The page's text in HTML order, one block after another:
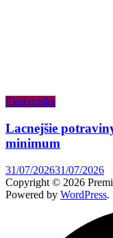
Ekonomika
Lacnejšie
minimum
31/07/202631/07/2026
Copyright © 2026
Powered by WordPress.